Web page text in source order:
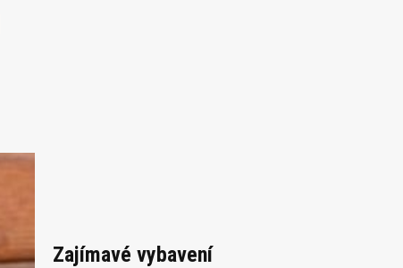
Zajímavé vybavení